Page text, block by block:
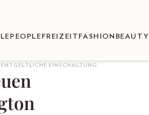
PEOPLE FREIZEIT FASHION BEAUTY
ENTGELTLICHE EINSCHALTUNG